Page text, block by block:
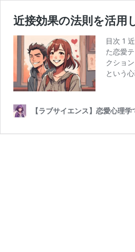
近接効果の法則を活用
目次 1
た恋愛
クショ
という
【ラブサイエンス】恋愛心理